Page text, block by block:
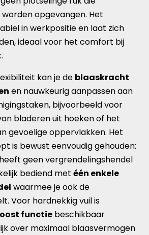
opgevangen. Het
in werkpositie en laat zich
ideaal voor het comfort bij
kan je de blaaskracht
en nauwkeurig aanpassen aan
bijvoorbeeld voor
bladeren uit hoeken of het
gevoelige oppervlakken. Het
is bewust eenvoudig gehouden:
heeft geen vergrendelingshendel
bediend metéén enkele
waarmee je ook de
Voor hardnekkig vuil is
functie beschikbaar
over maximaal blaasvermogen